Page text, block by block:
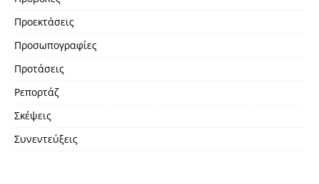
Προεκτάσεις
Προσωπογραφίες
Προτάσεις
Ρεπορτάζ
Σκέψεις
Συνεντεύξεις